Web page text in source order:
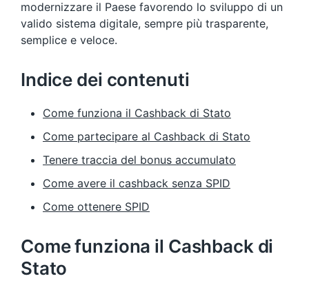
modernizzare il Paese favorendo lo sviluppo di un
valido sistema digitale, sempre più trasparente,
semplice e veloce.
Indice dei contenuti
Come funziona il Cashback di Stato
Come partecipare al Cashback di Stato
Tenere traccia del bonus accumulato
Come avere il cashback senza SPID
Come ottenere SPID
Come funziona il Cashback di
Stato